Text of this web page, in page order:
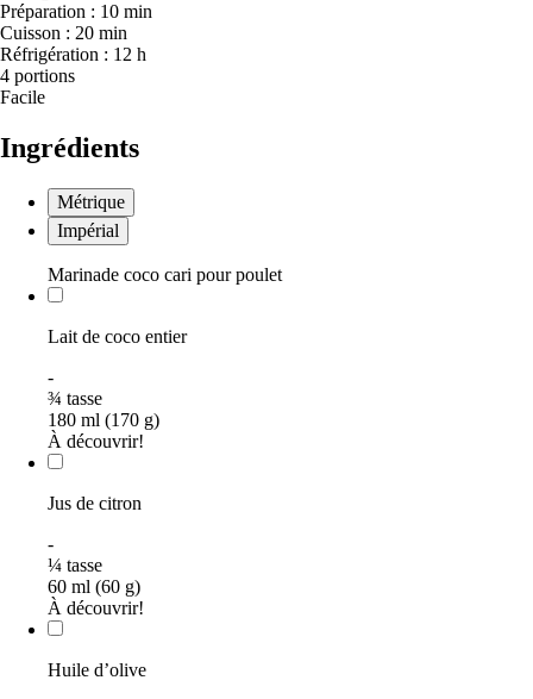
Préparation : 10 min
Cuisson : 20 min
Réfrigération : 12 h
4 portions
Facile
Ingrédients
Métrique
Impérial
Marinade coco cari pour poulet
Lait de coco entier
-
¾ tasse
180 ml (170 g)
À découvrir!
Jus de citron
-
¼ tasse
60 ml (60 g)
À découvrir!
Huile d’olive